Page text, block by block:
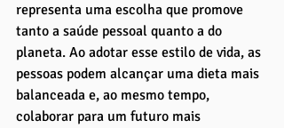
representa uma escolha que promove
tanto a saúde pessoal quanto a do
planeta. Ao adotar esse estilo de vida, as
pessoas podem alcançar uma dieta mais
balanceada e, ao mesmo tempo,
colaborar para um futuro mais